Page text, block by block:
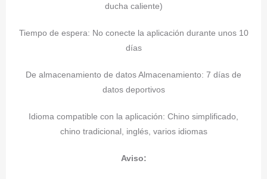
ducha caliente)
Tiempo de espera: No conecte la aplicación durante unos 10
días
De almacenamiento de datos Almacenamiento: 7 días de
datos deportivos
Idioma compatible con la aplicación: Chino simplificado,
chino tradicional, inglés, varios idiomas
Aviso: